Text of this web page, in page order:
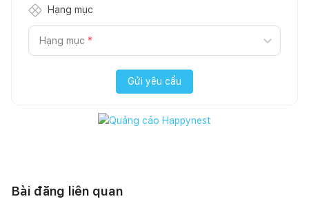
Hạng mục
Hạng mục *
Gửi yêu cầu
Bài đăng liên quan